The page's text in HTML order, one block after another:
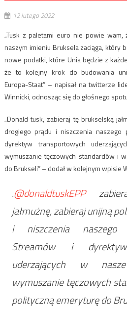
12 lutego 2022
„Tusk z paletami euro nie powie
naszym imieniu Bruksela zaciąga, który
nowe podatki, które Unia będzie z
że to kolejny krok do budowania
Europa-Staat” – napisał na twitterze
Winnicki, odnosząc się do głośnego
„Donald tusk, zabieraj tę brukselską
drogiego prądu i niszczenia naszego
dyrektyw transportowych
wymuszanie tęczowych standardów i
do Brukseli” – dodał w kolejnym wpisie
.@donaldtuskEPP
jałmużnę, zabieraj unijną
i niszczenia naszego
Streamów i
uderzających w
wymuszanie tęczowych
polityczną emeryturę do